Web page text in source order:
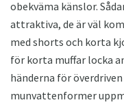
obekväma känslor.
attraktiva, de är väl
med shorts och korta
för korta muffar locka
händerna för
munvattenformer